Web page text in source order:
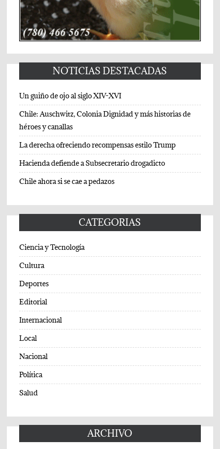
NOTICIAS DESTACADAS
Un guiño de ojo al siglo XIV-XVI
Chile: Auschwitz, Colonia Dignidad y más historias de
héroes y canallas
La derecha ofreciendo recompensas estilo Trump
Hacienda defiende a Subsecretario drogadicto
Chile ahora si se cae a pedazos
CATEGORIAS
Ciencia y Tecnología
Cultura
Deportes
Editorial
Internacional
Local
Nacional
Política
Salud
ARCHIVO